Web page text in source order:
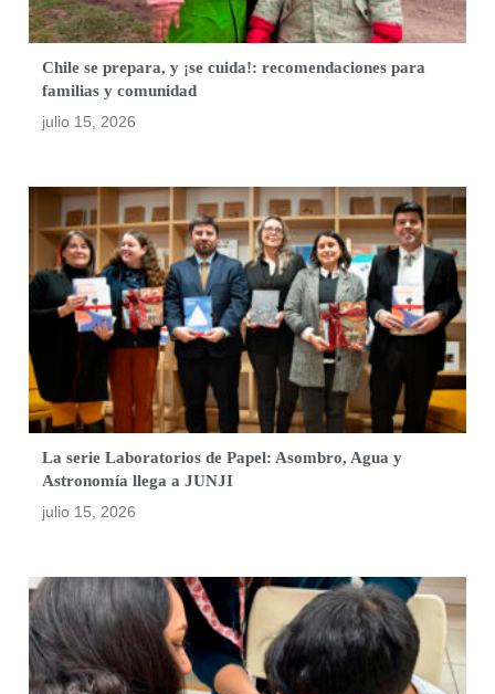
Chile se prepara, y ¡se cuida!: recomendaciones para
familias y comunidad
julio 15, 2026
La serie Laboratorios de Papel: Asombro, Agua y
Astronomía llega a JUNJI
julio 15, 2026